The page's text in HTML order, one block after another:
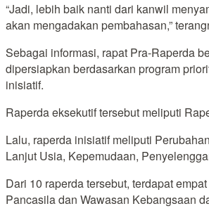
“Jadi, lebih baik nanti dari kanwil
akan mengadakan pembahasan,”
Sebagai informasi, rapat Pra-Raperda
dipersiapkan berdasarkan program
inisiatif.
Raperda eksekutif tersebut meliputi
Lalu, raperda inisiatif meliputi
Lanjut Usia, Kepemudaan,
Dari 10 raperda tersebut, terdapat
Pancasila dan Wawasan Kebangsaan